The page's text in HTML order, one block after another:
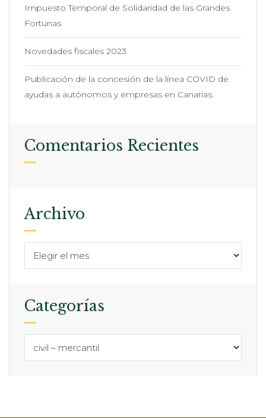
Impuesto Temporal de Solidaridad de las Grandes
Fortunas
Novedades fiscales 2023
Publicación de la concesión de la línea COVID de
ayudas a autónomos y empresas en Canarias.
Comentarios Recientes
Archivo
Categorías